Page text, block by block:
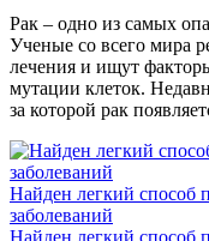
Рак – одно из самых
Ученые со всего мира
лечения и ищут
мутации клеток.
за которой рак
Найден легкий способ
заболеваний